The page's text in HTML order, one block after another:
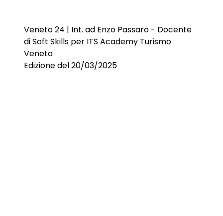
Veneto 24 | Int. ad Enzo Passaro - Docente
di Soft Skills per ITS Academy Turismo
Veneto
Edizione del 20/03/2025